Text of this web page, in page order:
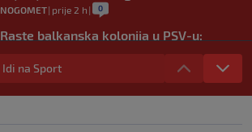
NOGOMET| prije 2 h | 0
Raste balkanska kolonija u PSV-u:
Reprezentativac Srbije stigao kod
Perišića i Bajraktarevića
Idi na Sport